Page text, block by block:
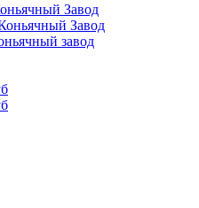
Завод
Завод
завод